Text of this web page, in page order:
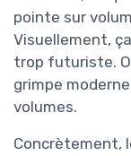
pointe sur
Visuellement,
trop futuriste.
grimpe
volumes.
Concrètement,